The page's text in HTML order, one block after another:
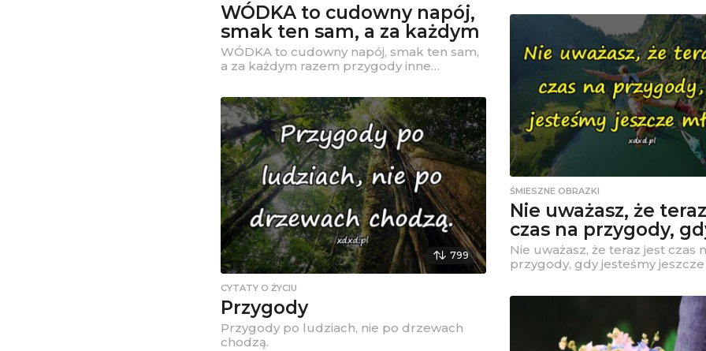
WÓDKA to cudowny napój,
smak ten sam, a za każdym
WÓDKA to cudowny napój, smak ten sam,
a za każdym razem przygody inne…
ŚMIESZNE OBRAZKI
Nie uważasz, że
czas na przygody,
Nie uważasz, że teraz jest czas
przygody, gdy jesteśmy jeszcze
799
CYTATY O ŻYCIU
Przygody
Przygody po ludziach, nie po drzewach
chodzą.